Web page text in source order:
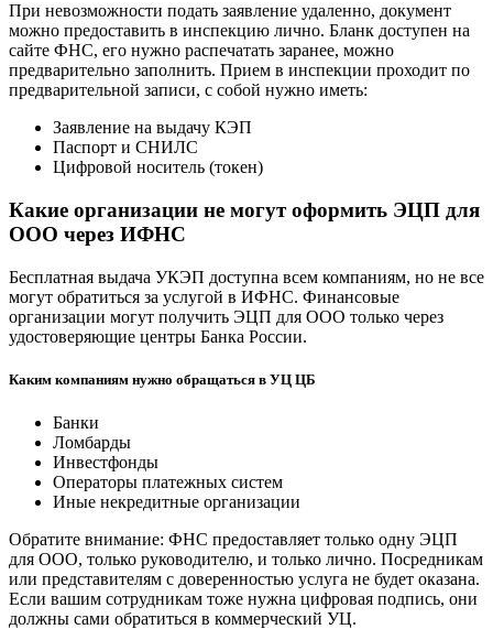
При невозможности подать заявление удаленно, документ
можно предоставить в инспекцию лично. Бланк доступен на
сайте ФНС, его нужно распечатать заранее, можно
предварительно заполнить. Прием в инспекции проходит по
предварительной записи, с собой нужно иметь:
Заявление на выдачу КЭП
Паспорт и СНИЛС
Цифровой носитель (токен)
Какие организации не могут оформить ЭЦП для
ООО через ИФНС
Бесплатная выдача УКЭП доступна всем компаниям, но не все
могут обратиться за услугой в ИФНС. Финансовые
организации могут получить ЭЦП для ООО только через
удостоверяющие центры Банка России.
Каким компаниям нужно обращаться в УЦ ЦБ
Банки
Ломбарды
Инвестфонды
Операторы платежных систем
Иные некредитные организации
Обратите внимание: ФНС предоставляет только одну ЭЦП
для ООО, только руководителю, и только лично. Посредникам
или представителям с доверенностью услуга не будет оказана.
Если вашим сотрудникам тоже нужна цифровая подпись, они
должны сами обратиться в коммерческий УЦ.